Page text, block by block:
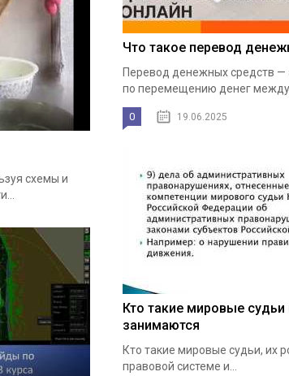
схемы и
Что такое перевод
Перевод денежных средств —
по перемещению денег
0 19.06.2025
Кто такие мировые судьи
занимаются
Кто такие мировые судьи, их
правовой системе и...